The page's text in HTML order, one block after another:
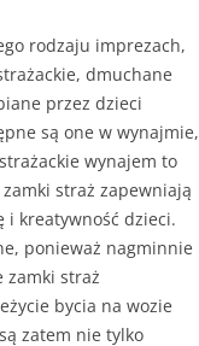
rodzaju imprezach,
dmuchane
przez dzieci
są one w wynajmie,
wynajem to
straż zapewniają
i kreatywność dzieci.
ponieważ nagminnie
zamki straż
bycia na wozie
zatem nie tylko